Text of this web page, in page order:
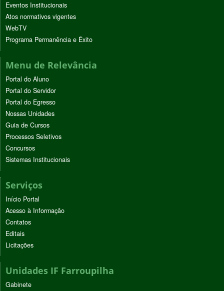
Eventos Institucionais
Atos normativos vigentes
WebTV
Programa Permanência e Êxito
Menu de Relevância
Portal do Aluno
Portal do Servidor
Portal do Egresso
Nossas Unidades
Guia de Cursos
Processos Seletivos
Concursos
Sistemas Institucionais
Serviços
Início Portal
Acesso à Informação
Contatos
Editais
Licitações
Unidades IF Farroupilha
Gabinete